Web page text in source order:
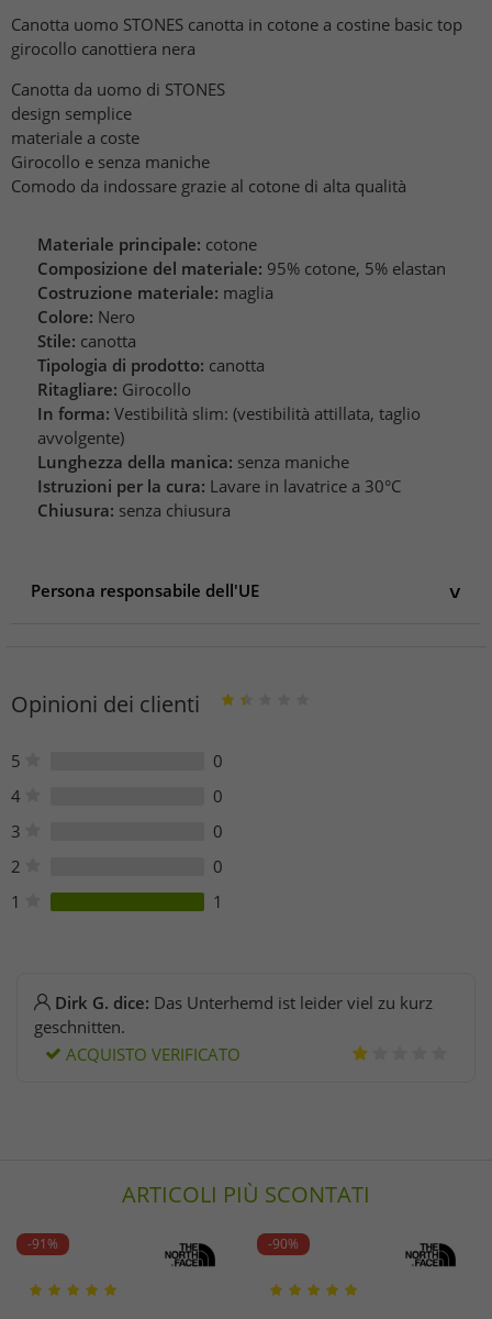
Canotta uomo STONES canotta in cotone a costine basic top
girocollo canottiera nera
Canotta da uomo di STONES
design semplice
materiale a coste
Girocollo e senza maniche
Comodo da indossare grazie al cotone di alta qualità
Materiale principale: cotone
Composizione del materiale: 95% cotone, 5% elastan
Costruzione materiale: maglia
Colore: Nero
Stile: canotta
Tipologia di prodotto: canotta
Ritagliare: Girocollo
In forma: Vestibilità slim: (vestibilità attillata, taglio
avvolgente)
Lunghezza della manica: senza maniche
Istruzioni per la cura: Lavare in lavatrice a 30°C
Chiusura: senza chiusura
Persona responsabile dell'UE
71065 Sindelfingen
Opinioni dei clienti
5
0
4
0
3
0
2
0
1
1
Dirk G. dice: Das Unterhemd ist leider viel zu kurz
geschnitten.
ACQUISTO VERIFICATO
ARTICOLI PIÙ SCONTATI
-91% -90%